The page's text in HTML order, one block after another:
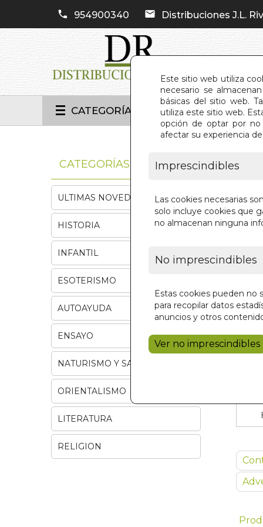
Este sitio web utiliza
necesario se
básicas del sitio web.
utiliza este sitio web.
opción de optar por no
afectar su experiencia
Imprescindibles
Las cookies necesarias
solo incluye cookies que
no almacenan ninguna
No imprescindibles
Estas cookies pueden no
para recopilar datos
anuncios y otros
Ver no imprescindibles
954900340 Distribuciones J.L.
CATEGORÍAS
CATEGORÍAS
ULTIMAS NOVEDADES
HISTORIA
INFANTIL
ESOTERISMO
AUTOAYUDA
ENSAYO
NATURISMO Y SALUD
ORIENTALISMO
LITERATURA
RELIGION